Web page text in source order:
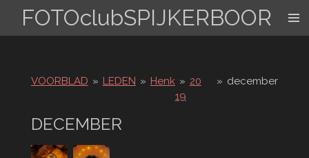
directFOTOclubSPIJKERBOOR
VOORBLAD » LEDEN » Henk » 20
19
» december
DECEMBER